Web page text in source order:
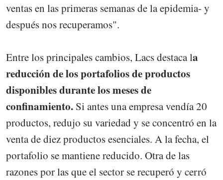
ventas en las primeras semanas de la epidemia- y
después nos recuperamos".
Entre los principales cambios, Lacs destaca la
reducción de los portafolios de productos
disponibles durante los meses de
confinamiento. Si antes una empresa vendía 20
productos, redujo su variedad y se concentró en la
venta de diez productos esenciales. A la fecha, el
portafolio se mantiene reducido. Otra de las
razones por las que el sector se recuperó y cerró